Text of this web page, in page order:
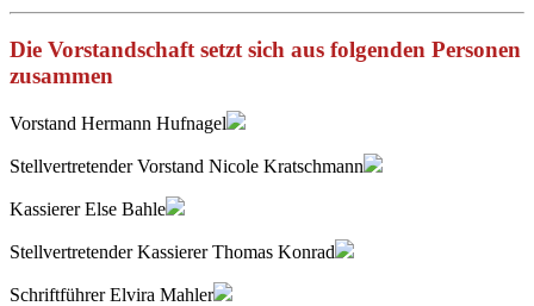
Die Vorstandschaft setzt sich aus folgenden Personen
zusammen
Vorstand Hermann Hufnagel
Stellvertretender Vorstand Nicole Kratschmann
Kassierer Else Bahle
Stellvertretender Kassierer Thomas Konrad
Schriftführer Elvira Mahler